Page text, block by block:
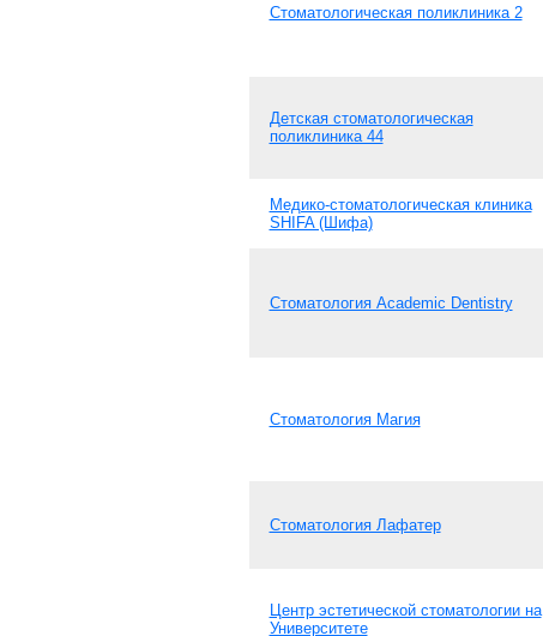
Стоматологическая поликлиника 2
Детская стоматологическая
поликлиника 44
Медико-стоматологическая клиника
SHIFA (Шифа)
Стоматология Academic Dentistry
Стоматология Магия
Стоматология Лафатер
Центр эстетической стоматологии на
Университете